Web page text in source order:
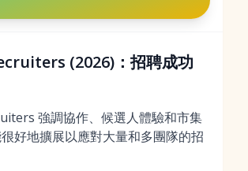
(2026)：招聘成功
強調協作、候選人體驗和市集
好地擴展以應對大量和多團隊的招